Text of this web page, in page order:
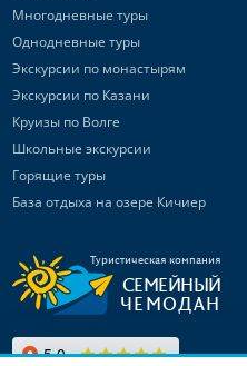
Многодневные туры
Однодневные туры
Экскурсии по монастырям
Экскурсии по Казани
Круизы по Волге
Школьные экскурсии
Горящие туры
База отдыха на озере Кичиер
Туристическая компания
СЕМЕЙНЫЙ
ЧЕМОДАН